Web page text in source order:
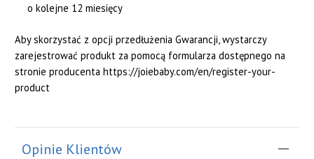
o kolejne 12 miesięcy
Aby skorzystać z opcji przedłużenia Gwarancji, wystarczy
zarejestrować produkt za pomocą formularza dostępnego na
stronie producenta https://joiebaby.com/en/register-your-
product
Opinie Klientów